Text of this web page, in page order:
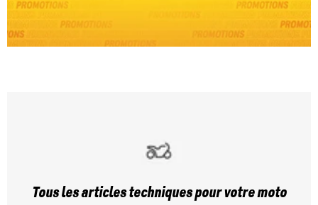
Tous les articles techniques pour votre moto